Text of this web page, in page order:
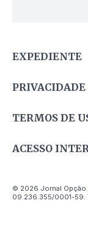
EXPEDIENTE
PRIVACIDADE
TERMOS DE
ACESSO
© 2026 Jornal
09.236.355/0001-